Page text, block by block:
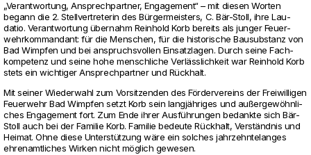
„Ver­ant­wor­tung, Ansprech­partner, Enga­ge­ment“ – mit diesen Worten
begann die 2. Stell­ver­tre­terin des Bürger­meis­ters, C. Bär-Stoll, ihre Lau­
datio. Ver­ant­wor­tung über­nahm Rein­hold Korb bereits als junger Feu­er­
wehr­kom­man­dant: für die Men­schen, für die his­to­ri­sche Bau­sub­stanz von
Bad Wimpfen und bei anspruchs­vollen Ein­satz­lagen. Durch seine Fach­
kom­pe­tenz und seine hohe mensch­liche Verlässlich­keit war Rein­hold Korb
stets ein wich­tiger Ansprech­partner und Rückhalt.
Mit seiner Wie­der­wahl zum Vor­sit­zenden des Förder­ver­eins der Frei­wil­ligen
Feu­er­wehr Bad Wimpfen setzt Korb sein langjähriges und außergewöhnli­
ches Enga­ge­ment fort. Zum Ende ihrer Ausführungen bedankte sich Bär-
Stoll auch bei der Familie Korb. Familie bedeute Rückhalt, Verständnis und
Heimat. Ohne diese Unterstützung wäre ein sol­ches jahr­zehn­te­langes
ehren­amt­li­ches Wirken nicht möglich gewesen.